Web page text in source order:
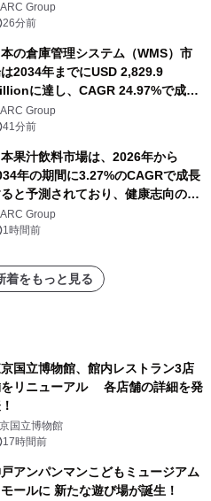
Group
26分前
本の倉庫管理システム（WMS）市
2034年までにUSD 2,829.9
に達し、CAGR 24.97%で成長
と予測
Group
41分前
本果汁飲料市場は、2026年から
年の期間に3.27%のCAGRで成長
と予測されており、健康志向の消
高まりを背景に、2034年までに米
13 十億に達する見通しです。
Group
1時間前
着をもっと見る
国立博物館、館内レストラン3店
リニューアル 各店舗の詳細を発
国立博物館
17時間前
アンパンマンこどもミュージアム
モールに 新たな遊び場が誕生！